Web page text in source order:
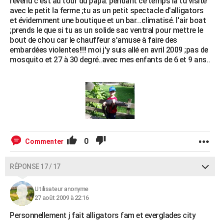
avec le petit la ferme ;tu as un petit spectacle d'alligators
et évidemment une boutique et un bar...climatisé. l'air boat
;prends le que si tu as un solide sac ventral pour mettre le
bout de chou car le chauffeur s'amuse à faire des
embardées violentes!!!! moi j'y suis allé en avril 2009 ;pas de
mosquito et 27 à 30 degré..avec mes enfants de 6 et 9 ans..
Commenter 0
RÉPONSE 17 / 17
Utilisateur anonyme
27 août 2009 à 22:16
Personnellement j fait alligators fam et everglades city